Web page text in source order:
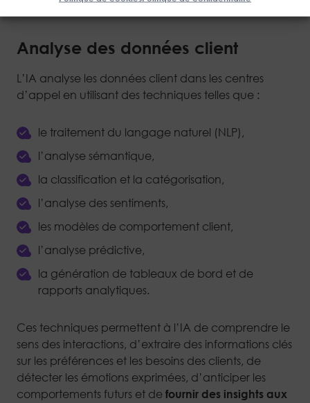
Analyse des données client
L’IA analyse les données client dans les centres
d’appel en utilisant des techniques telles que :
le traitement du langage naturel (NLP),
l’analyse sémantique,
la classification et la catégorisation,
l’analyse des sentiments,
les modèles de comportement client,
l’analyse prédictive,
la génération de tableaux de bord et de
rapports analytiques.
Ces techniques permettent à l’IA de comprendre le
sens des interactions, d’extraire des informations clés
sur les préférences et les besoins des clients, de
détecter les émotions exprimées, d’anticiper les
comportements futurs et de fournir des insights aux